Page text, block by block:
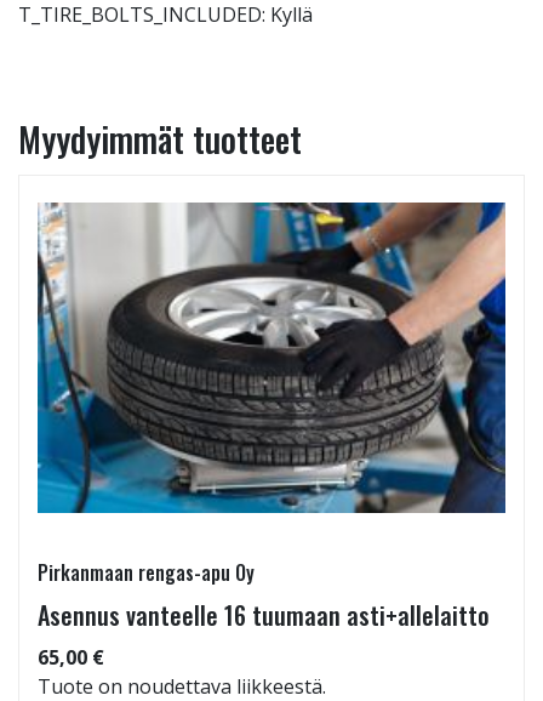
T_TIRE_BOLTS_INCLUDED: Kyllä
Myydyimmät tuotteet
Pirkanmaan rengas-apu Oy
Asennus vanteelle 16 tuumaan asti+allelaitto
65,00 €
Tuote on noudettava liikkeestä.